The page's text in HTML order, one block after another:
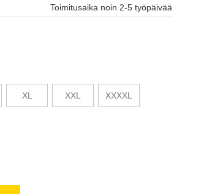
Toimitusaika noin 2-5 työpäivää
XL XXL XXXXL